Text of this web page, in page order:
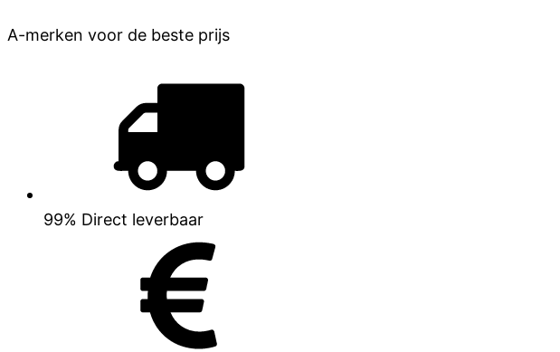
A-merken voor de beste prijs
99% Direct leverbaar